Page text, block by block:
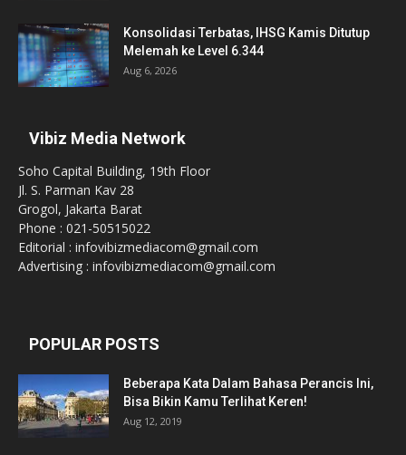
Konsolidasi Terbatas, IHSG Kamis Ditutup
Melemah ke Level 6.344
Aug 6, 2026
Vibiz Media Network
Soho Capital Building, 19th Floor
Jl. S. Parman Kav 28
Grogol, Jakarta Barat
Phone : 021-50515022
Editorial : infovibizmediacom@gmail.com
Advertising : infovibizmediacom@gmail.com
POPULAR POSTS
Beberapa Kata Dalam Bahasa Perancis Ini,
Bisa Bikin Kamu Terlihat Keren!
Aug 12, 2019